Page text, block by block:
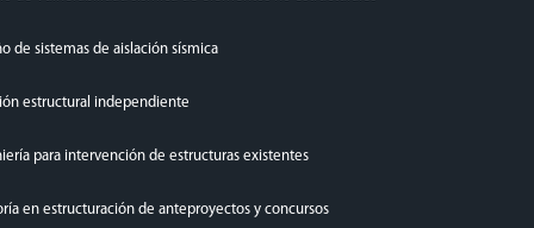
de sistemas de aislación sísmica
estructural independiente
para intervención de estructuras existentes
en estructuración de anteproyectos y concursos